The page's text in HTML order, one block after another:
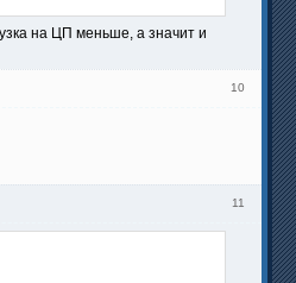
на ЦП меньше, а значит и
10
11